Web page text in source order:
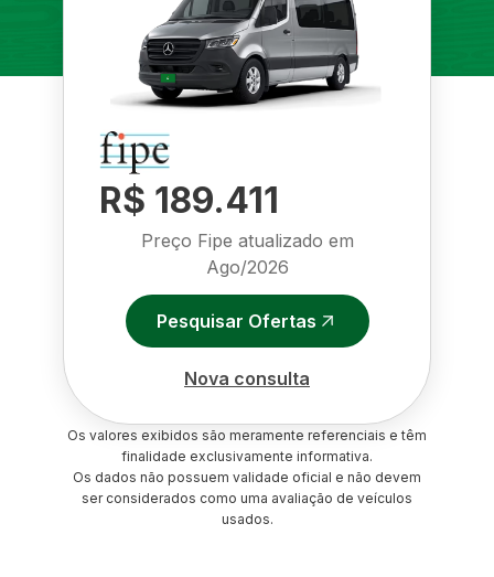
R$ 189.411
Preço Fipe atualizado em
Ago/2026
Pesquisar Ofertas
Nova consulta
Os valores exibidos são meramente referenciais e têm
finalidade exclusivamente informativa.
Os dados não possuem validade oficial e não devem
ser considerados como uma avaliação de veículos
usados.